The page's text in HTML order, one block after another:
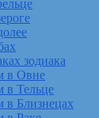
зодиака
в Овне
в Тельце
в Близнецах